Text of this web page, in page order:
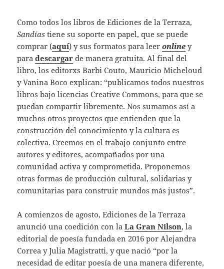
Como todos los libros de Ediciones de la Terraza,
Sandías tiene su soporte en papel, que se puede
comprar (aquí) y sus formatos para leeronline y
paradescargar de manera gratuita. Al final del
libro, los editorxs Barbi Couto, Mauricio Micheloud
y Vanina Boco explican: “publicamos todos nuestros
libros bajo licencias Creative Commons, para que se
puedan compartir libremente. Nos sumamos así a
muchos otros proyectos que entienden que la
construcción del conocimiento y la cultura es
colectiva. Creemos en el trabajo conjunto entre
autores y editores, acompañados por una
comunidad activa y comprometida. Proponemos
otras formas de producción cultural, solidarias y
comunitarias para construir mundos más justos”.
A comienzos de agosto, Ediciones de la Terraza
anunció una coedición con laLa Gran Nilson, la
editorial de poesía fundada en 2016 por Alejandra
Correa y Julia Magistratti, y que nació “por la
necesidad de editar poesía de una manera diferente,